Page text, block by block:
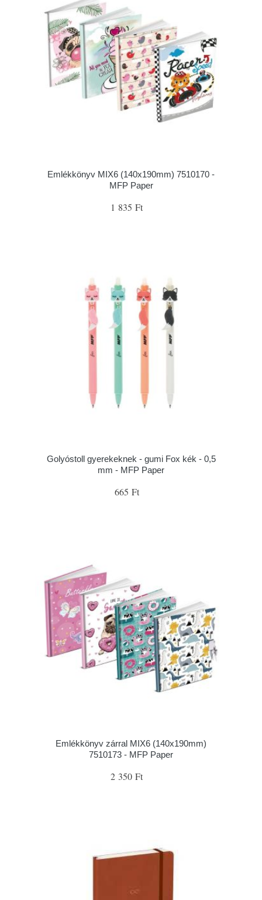
Emlékkönyv MIX6 (140x190mm) 7510170 -
MFP Paper
1 835 Ft
Golyóstoll gyerekeknek - gumi Fox kék - 0,5
mm - MFP Paper
665 Ft
Emlékkönyv zárral MIX6 (140x190mm)
7510173 - MFP Paper
2 350 Ft